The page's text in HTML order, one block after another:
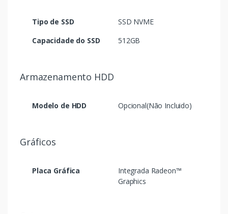
Tipo de SSD
SSD NVME
Capacidade do SSD
512GB
Armazenamento HDD
Modelo de HDD Opcional(Não Incluido)
Gráficos
Placa Gráfica
Integrada Radeon™
Graphics